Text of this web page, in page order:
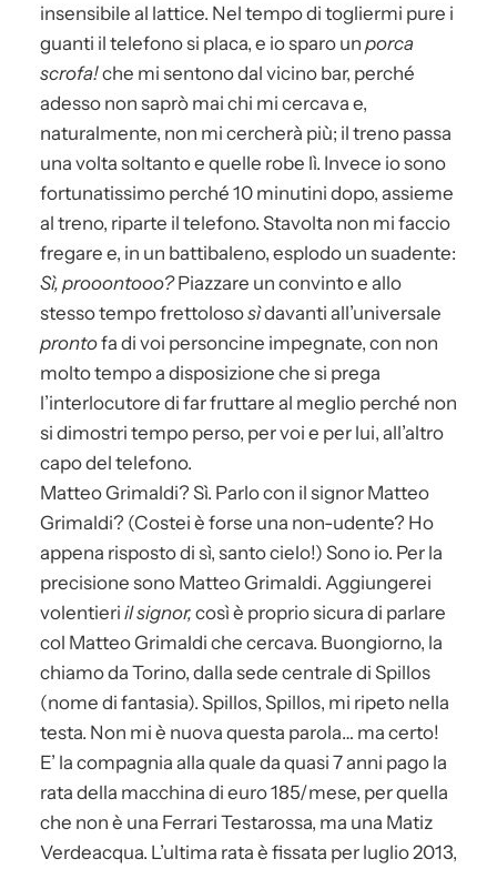
insensibile al lattice. Nel tempo di togliermi pure i
guanti il telefono si placa, e io sparo un porca
scrofa!che mi sentono dal vicino bar, perché
adesso non saprò mai chi mi cercava e,
naturalmente, non mi cercherà più; il treno passa
una volta soltanto e quelle robe lì. Invece io sono
fortunatissimo perché 10 minutini dopo, assieme
al treno, riparte il telefono. Stavolta non mi faccio
fregare e, in un battibaleno, esplodo un suadente:
Sì, prooontooo?Piazzare un convinto e allo
stesso tempo frettolososìdavanti all’universale
prontofa di voi personcine impegnate, con non
molto tempo a disposizione che si prega
l’interlocutore di far fruttare al meglio perché non
si dimostri tempo perso, per voi e per lui, all’altro
capo del telefono.
Matteo Grimaldi? Sì. Parlo con il signor Matteo
Grimaldi? (Costei è forse una non-udente? Ho
appena risposto di sì, santo cielo!) Sono io. Per la
precisione sono Matteo Grimaldi. Aggiungerei
volentieri il signor, così è proprio sicura di parlare
col Matteo Grimaldi che cercava. Buongiorno, la
chiamo da Torino, dalla sede centrale di Spillos
(nome di fantasia). Spillos, Spillos, mi ripeto nella
testa. Non mi è nuova questa parola… ma certo!
E’ la compagnia alla quale da quasi 7 anni pago la
rata della macchina di euro 185/mese, per quella
che non è una Ferrari Testarossa, ma una Matiz
Verdeacqua. L’ultima rata è fissata per luglio 2013,